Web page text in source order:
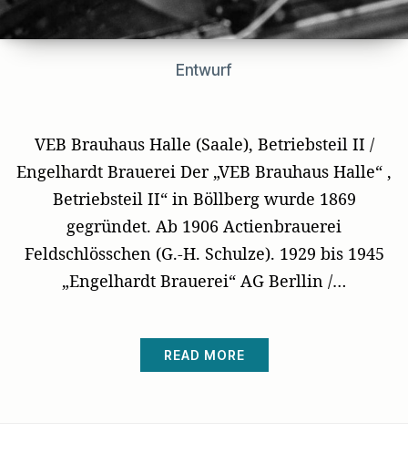
Entwurf
VEB Brauhaus Halle (Saale), Betriebsteil II /
Engelhardt Brauerei Der „VEB Brauhaus Halle“ ,
Betriebsteil II“ in Böllberg wurde 1869
gegründet. Ab 1906 Actienbrauerei
Feldschlösschen (G.-H. Schulze). 1929 bis 1945
„Engelhardt Brauerei“ AG Berllin /…
READ MORE